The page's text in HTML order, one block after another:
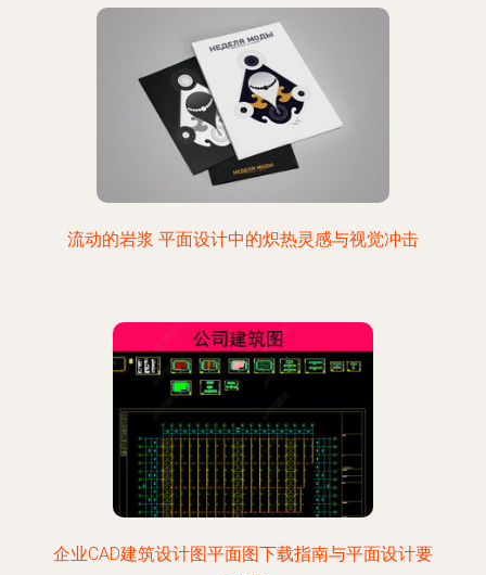
流动的岩浆 平面设计中的炽热灵感与视觉冲击
企业CAD建筑设计图平面图下载指南与平面设计要